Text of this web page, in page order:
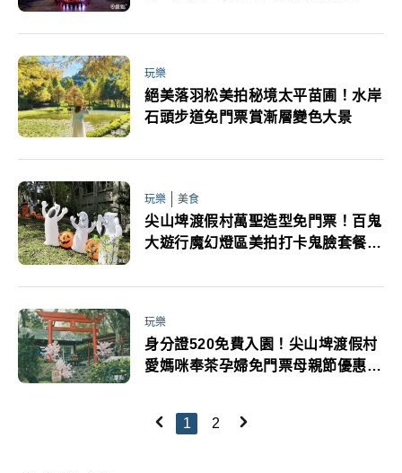
玩樂
絕美落羽松美拍秘境太平苗圃！水岸
石頭步道免門票賞漸層變色大景
玩樂 美食
尖山埤渡假村萬聖造型免門票！百鬼
大遊行魔幻燈區美拍打卡鬼臉套餐超
玩樂
身分證520免費入園！尖山埤渡假村
愛媽咪奉茶孕婦免門票母親節優惠專
1 2